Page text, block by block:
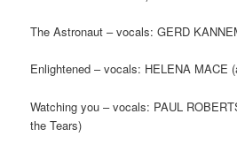
The Astronaut – vocals: GERD
Enlightened – vocals: HELENA MACE
Watching you – vocals: PAUL
the Tears)